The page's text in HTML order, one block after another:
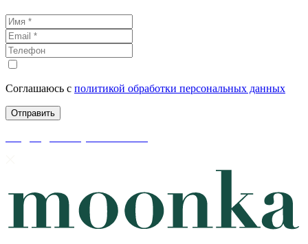
Соглашаюсь с политикой обработки персональных данных